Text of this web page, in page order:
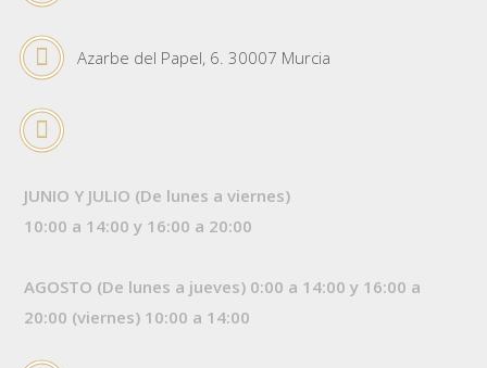
Azarbe del Papel, 6. 30007 Murcia
JUNIO Y JULIO (De lunes a viernes)
10:00 a 14:00 y 16:00 a 20:00
AGOSTO (De lunes a jueves) 0:00 a 14:00 y 16:00 a
20:00 (viernes) 10:00 a 14:00